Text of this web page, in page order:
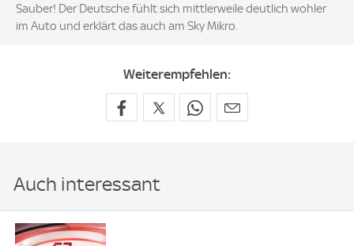
Sauber! Der Deutsche fühlt sich mittlerweile deutlich wohler
im Auto und erklärt das auch am Sky Mikro.
Weiterempfehlen:
Auch interessant